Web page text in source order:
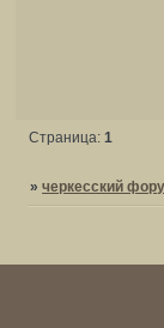
Страница: 1
»черкесский